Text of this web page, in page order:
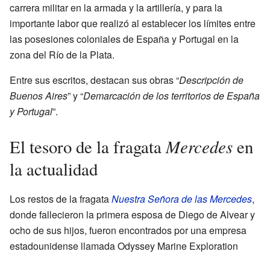
carrera militar en la armada y la artillería, y para la
importante labor que realizó al establecer los límites entre
las posesiones coloniales de España y Portugal en la
zona del Río de la Plata.
Entre sus escritos, destacan sus obras “Descripción de
Buenos Aires” y “Demarcación de los territorios de España
y Portugal”.
El tesoro de la fragataMercedesen
la actualidad
Los restos de la fragataNuestra Señora de las Mercedes,
donde fallecieron la primera esposa de Diego de Alvear y
ocho de sus hijos, fueron encontrados por una empresa
estadounidense llamada Odyssey Marine Exploration